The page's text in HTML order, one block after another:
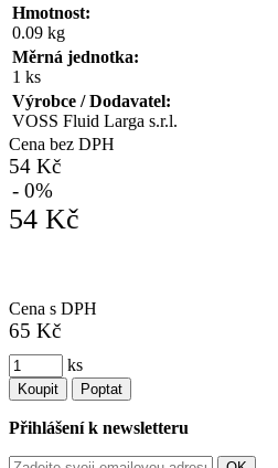
Hmotnost:
0.09 kg
Měrná jednotka:
1 ks
Výrobce / Dodavatel:
VOSS Fluid Larga s.r.l.
Cena bez DPH
54 Kč
- 0%
54 Kč
Cena s DPH
65 Kč
ks
Koupit Poptat
Přihlášení k newsletteru